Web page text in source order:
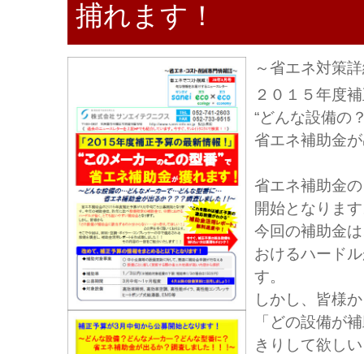
捕れます！
～省エネ対策
２０１５年度
“どんな設備の
省エネ補助金
省エネ補助金
開始となりま
今回の補助金
おけるハード
す。
しかし、皆様
「どの設備が
きりして欲し